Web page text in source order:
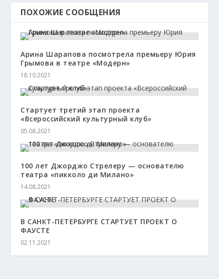
ПОХОЖИЕ СООБЩЕНИЯ
Арина Шарапова посмотрела премьеру Юрия
Грымова в театре «Модерн»
18.10.2021
Стартует третий этап проекта
«Всероссийский культурный клуб»
05.08.2021
100 лет Джорджо Стрелеру — основателю
театра «пикколо ди Милано»
14.08.2021
В САНКТ-ПЕТЕРБУРГЕ СТАРТУЕТ ПРОЕКТ О
ФАУСТЕ
02.11.2021